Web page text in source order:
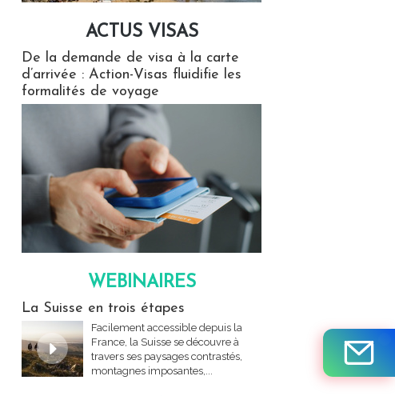
ACTUS VISAS
De la demande de visa à la carte
d’arrivée : Action-Visas fluidifie les
formalités de voyage
WEBINAIRES
La Suisse en trois étapes
Facilement accessible depuis la
France, la Suisse se découvre à
travers ses paysages contrastés,
montagnes imposantes,...